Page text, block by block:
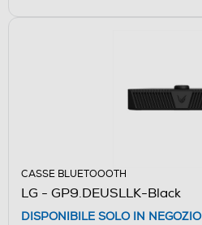
CASSE BLUETOOOTH
LG - GP9.DEUSLLK-Black
DISPONIBILE SOLO IN NEGOZIO